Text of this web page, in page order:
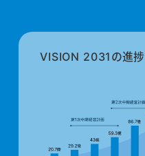
VISION 2031の進捗